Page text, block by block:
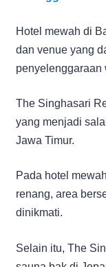
Hotel mewah di
dan venue yang
penyelenggaraan
The Singhasari
yang menjadi
Jawa Timur.
Pada hotel
renang, area
dinikmati.
Selain itu, The